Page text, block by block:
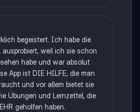
begeistert. Ich habe die
weil ich sie schon
habe und war absolut
App ist DIE HILFE, die man
und vor allem bietet sie
Übungen und Lernzettel, die
geholfen haben.